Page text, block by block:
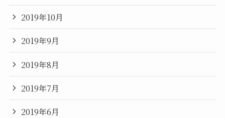
2019年10月
2019年9月
2019年8月
2019年7月
2019年6月